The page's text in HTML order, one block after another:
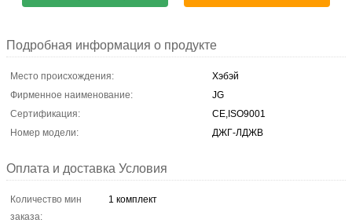
Подробная информация о продукте
Место происхождения:
Хэбэй
Фирменное наименование:
JG
Сертификация:
CE,ISO9001
Номер модели:
ДЖГ-ЛДЖВ
Оплата и доставка Условия
Количество мин
заказа:
1 комплект